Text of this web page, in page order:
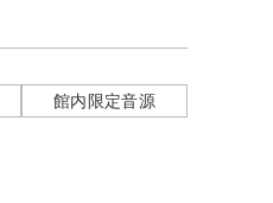
館内限定音源